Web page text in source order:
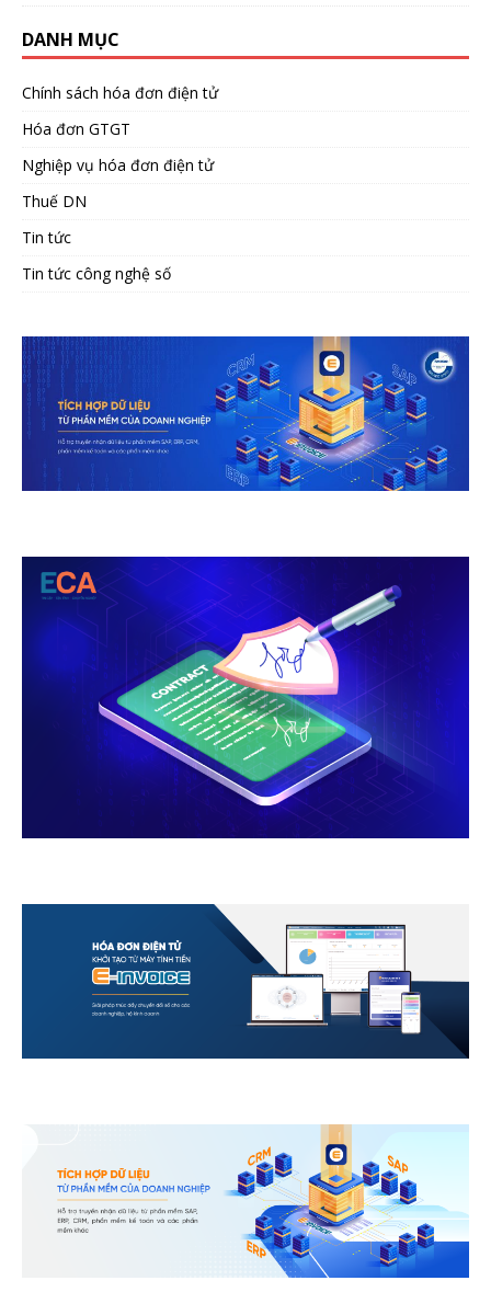
DANH MỤC
Chính sách hóa đơn điện tử
Hóa đơn GTGT
Nghiệp vụ hóa đơn điện tử
Thuế DN
Tin tức
Tin tức công nghệ số